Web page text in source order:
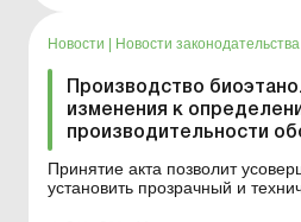
Новости Новости законодательства
Производство
изменения к
производительности
Принятие акта позволит
установить прозрачный и